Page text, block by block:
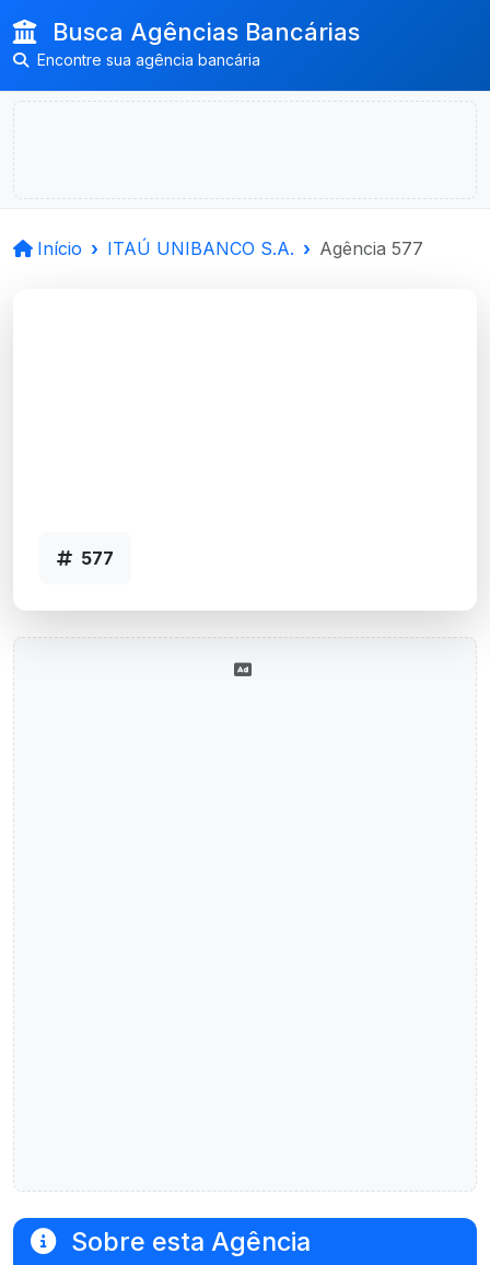
Busca Agências Bancárias
Encontre sua agência bancária
Início ITAÚ UNIBANCO S.A. Agência 577
577
Sobre esta Agência